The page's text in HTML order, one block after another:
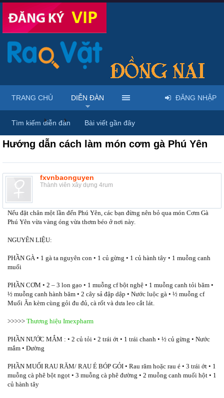
Diễn đàn ... Rao vặt tổng hợp - Uy tín - Miễn phí
Hướng dẫn cách làm món cơm gà Phú Yên
fxvnbaonguyen
Thành viên xây dựng 4rum
Nếu đặt chân một lần đến Phú Yên, các bạn đừng nên bỏ qua món Cơm Gà
Phú Yên vừa vàng óng vừa thơm béo ở nơi này.
NGUYÊN LIỆU:
PHẦN GÀ • 1 gà ta nguyên con • 1 củ gừng • 1 củ hành tây • 1 muỗng canh
muối
PHẦN CƠM • 2 – 3 lon gạo • 1 muỗng cf bột nghệ • 1 muỗng canh tỏi băm •
½ muỗng canh hành băm • 2 cây sả đập dập • Nước luộc gà • ½ muỗng cf
Muối Ăn kèm cùng gỏi đu đủ, cà rốt và dưa leo cắt lát.
>>>>> Thương hiệu Imexpharm
PHẦN NƯỚC MẮM : • 2 củ tỏi • 2 trái ớt • 1 trái chanh • ½ củ gừng • Nước
mắm • Đường
PHẦN MUỐI RAU RĂM/ RAU É BÓP GỎI • Rau răm hoặc rau é • 3 trái ớt • 1
muỗng cà phê bột ngọt • 3 muỗng cà phê đường • 2 muỗng canh muối hột • 1
củ hành tây
TRANG CHỦ DIỄN ĐÀN
Tìm kiếm diễn đàn Bài viết gần đây
ĐĂNG NHẬP